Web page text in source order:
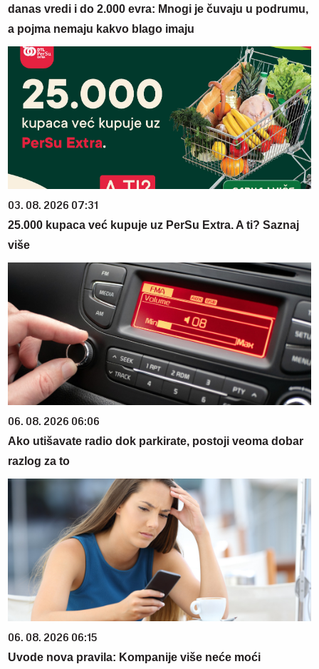
danas vredi i do 2.000 evra: Mnogi je čuvaju u podrumu,
a pojma nemaju kakvo blago imaju
03. 08. 2026 07:31
25.000 kupaca već kupuje uz PerSu Extra. A ti? Saznaj
više
06. 08. 2026 06:06
Ako utišavate radio dok parkirate, postoji veoma dobar
razlog za to
06. 08. 2026 06:15
Uvode nova pravila: Kompanije više neće moći